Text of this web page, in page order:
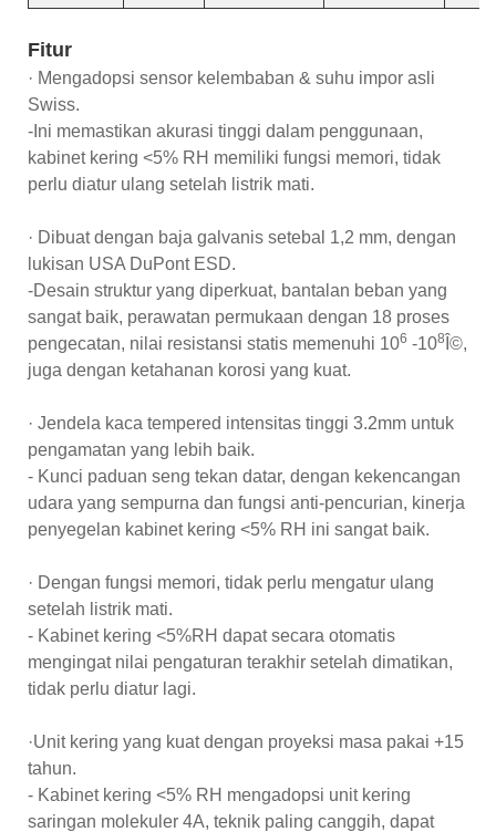
Fitur
· Mengadopsi sensor kelembaban & suhu impor asli
Swiss.
-Ini memastikan akurasi tinggi dalam penggunaan,
kabinet kering <5% RH memiliki fungsi memori, tidak
perlu diatur ulang setelah listrik mati.
· Dibuat dengan baja galvanis setebal 1,2 mm, dengan
lukisan USA DuPont ESD.
-Desain struktur yang diperkuat, bantalan beban yang
sangat baik, perawatan permukaan dengan 18 proses
pengecatan, nilai resistansi statis memenuhi 106 -108 Î©,
juga dengan ketahanan korosi yang kuat.
· Jendela kaca tempered intensitas tinggi 3.2mm untuk
pengamatan yang lebih baik.
- Kunci paduan seng tekan datar, dengan kekencangan
udara yang sempurna dan fungsi anti-pencurian, kinerja
penyegelan kabinet kering <5% RH ini sangat baik.
· Dengan fungsi memori, tidak perlu mengatur ulang
setelah listrik mati.
- Kabinet kering <5%RH dapat secara otomatis
mengingat nilai pengaturan terakhir setelah dimatikan,
tidak perlu diatur lagi.
·Unit kering yang kuat dengan proyeksi masa pakai +15
tahun.
- Kabinet kering <5% RH mengadopsi unit kering
saringan molekuler 4A, teknik paling canggih, dapat